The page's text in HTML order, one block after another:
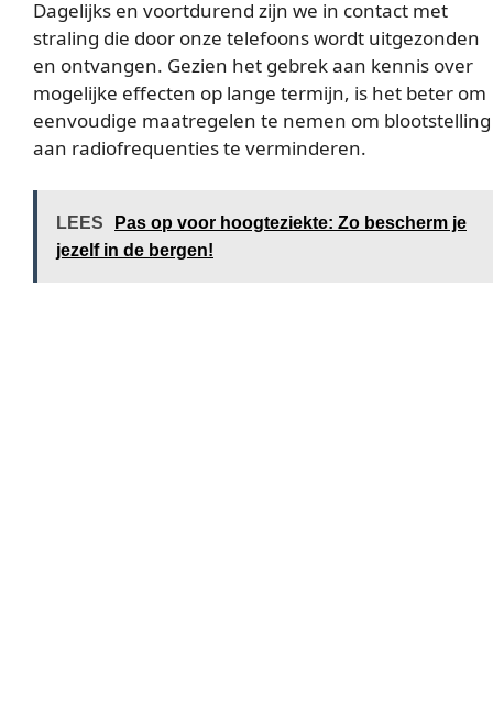
Dagelijks en voortdurend zijn we in contact met
straling die door onze telefoons wordt uitgezonden
en ontvangen. Gezien het gebrek aan kennis over
mogelijke effecten op lange termijn, is het beter om
eenvoudige maatregelen te nemen om blootstelling
aan radiofrequenties te verminderen.
LEES
Pas op voor hoogteziekte: Zo bescherm je
jezelf in de bergen!